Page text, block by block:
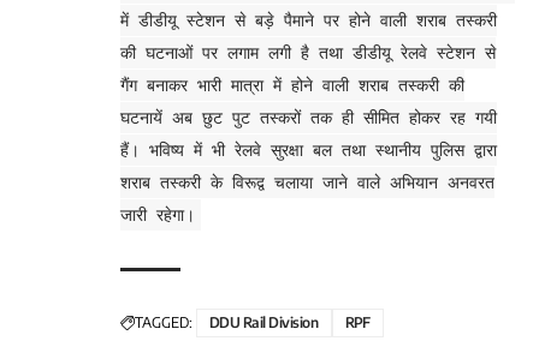
में डीडीयू स्टेशन से बड़े पैमाने पर होने वाली शराब तस्करी
की घटनाओं पर लगाम लगी है तथा डीडीयू रेलवे स्टेशन से
गैंग बनाकर भारी मात्रा में होने वाली शराब तस्करी की
घटनायें अब छुट पुट तस्करों तक ही सीमित होकर रह गयी
हैं। भविष्य में भी रेलवे सुरक्षा बल तथा स्थानीय पुलिस द्वारा
शराब तस्करी के विरूद्व चलाया जाने वाले अभियान अनवरत
जारी रहेगा।
TAGGED: DDU Rail Division RPF